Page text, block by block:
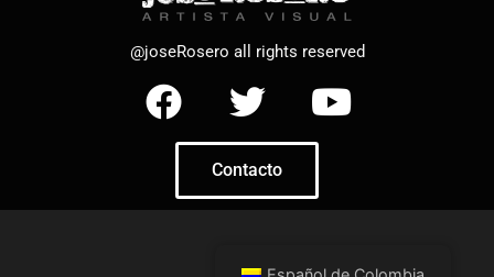
@joseRosero all rights reserved
Contacto